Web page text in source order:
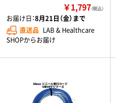
￥1,797（税込）
お届け日：8月21日（金）まで
直送品 LAB & Healthcare
SHOPからお届け